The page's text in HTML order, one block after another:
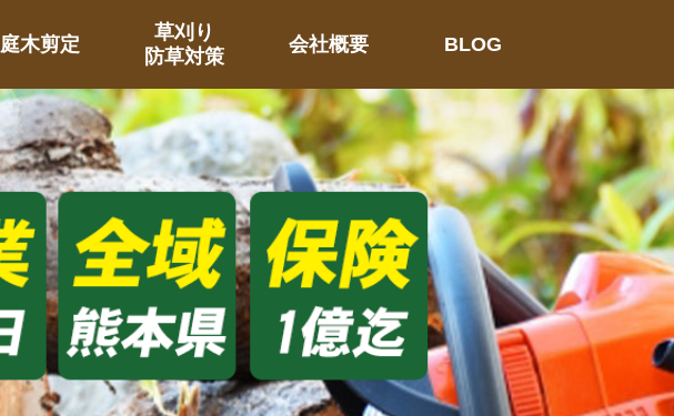
庭木剪定
草刈り
防草対策
会社概要 BLOG